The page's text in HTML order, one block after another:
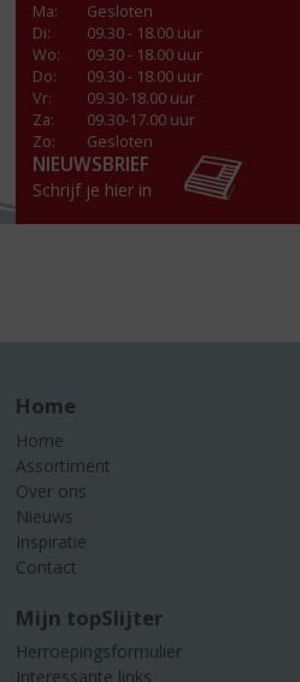
Ma:
Gesloten
Di:
09.30 - 18.00 uur
Wo:
09.30 - 18.00 uur
Do:
09.30 - 18.00 uur
Vr:
09.30-18.00 uur
Za:
09.30-17.00 uur
Zo:
Gesloten
NIEUWSBRIEF
Schrijf je hier in
Home
Home
Assortiment
Over ons
Nieuws
Inspiratie
Contact
Mijn topSlijter
Herroepingsformulier
Interessante links